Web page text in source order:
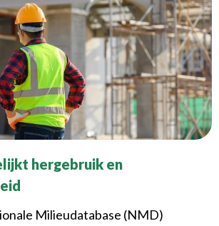
hergebruik en
Milieudatabase (NMD)